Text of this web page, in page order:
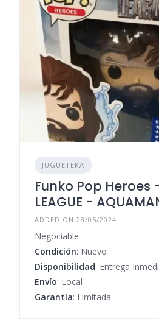
JUGUETEKA
Funko Pop Heroes
LEAGUE -
ADDED ON 28/05/2024
Negociable
Condición: Nuevo
Disponibilidad: Entrega
Envío: Local
Garantía: Limitada